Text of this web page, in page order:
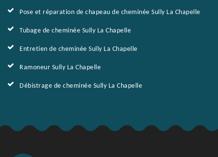
Pose et réparation de chapeau de cheminée Sully La Chapelle
Tubage de cheminée Sully La Chapelle
Entretien de cheminée Sully La Chapelle
Ramoneur Sully La Chapelle
Débistrage de cheminée Sully La Chapelle